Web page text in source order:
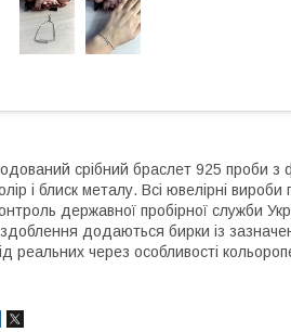
срібний браслет 925 проби з
і блиск металу. Всі ювелірні
державної пробірної служби
додаються бирки із
реальних через особливості